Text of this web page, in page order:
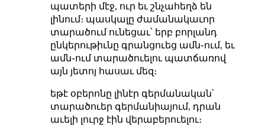
պատերի մէջ, ուր եւ շնչահեղձ են
լինում։ պասկալը ժամանակաւոր
տարածում ունեցաւ՝ երբ բորլանդ
ընկերութիւնը գրանցուեց ամն֊ում, եւ
ամն֊ում տարածուելու պատճառով
այն յետոյ հասաւ մեզ։
եթէ օբերոնը լինէր գերմանական՝
տարածուեր գերմանիայում, դրան
աւելի լուրջ էին վերաբերուելու։